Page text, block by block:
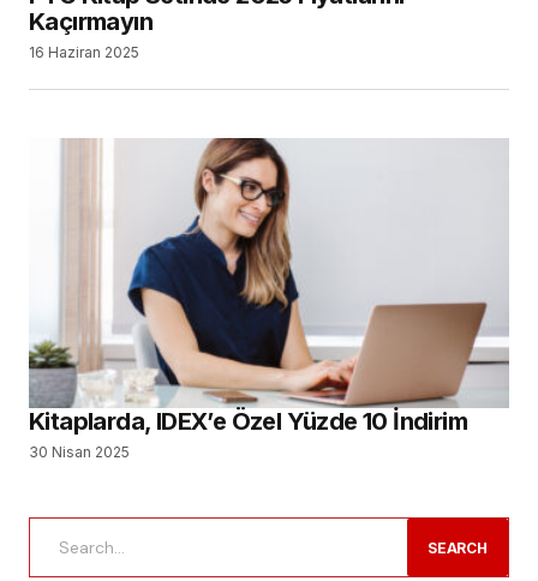
Kaçırmayın
16 Haziran 2025
Kitaplarda, IDEX’e Özel Yüzde 10 İndirim
30 Nisan 2025
SEARCH